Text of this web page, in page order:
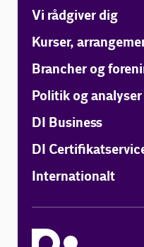
Vi rådgiver dig
Kurser,
Brancher og
Politik og analyser
DI Business
DI
Internationalt